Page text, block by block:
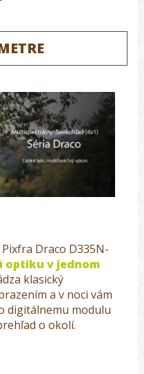
Draco D335N-
optiku v jednom
klasický
a v noci vám
digitálnemu modulu
o okolí.